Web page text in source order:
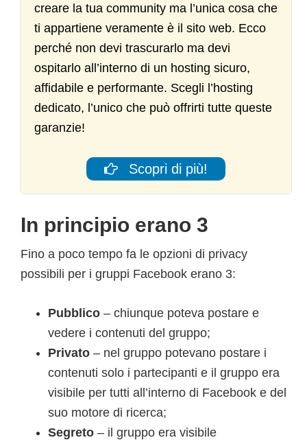
creare la tua community ma l’unica cosa che
ti appartiene veramente è il sito web. Ecco
perché non devi trascurarlo ma devi
ospitarlo all’interno di un hosting sicuro,
affidabile e performante. Scegli l’hosting
dedicato, l’unico che può offrirti tutte queste
garanzie!
Scopri di più!
In principio erano 3
Fino a poco tempo fa le opzioni di privacy
possibili per i gruppi Facebook erano 3:
Pubblico – chiunque poteva postare e
vedere i contenuti del gruppo;
Privato – nel gruppo potevano postare i
contenuti solo i partecipanti e il gruppo era
visibile per tutti all’interno di Facebook e del
suo motore di ricerca;
Segreto – il gruppo era visibile